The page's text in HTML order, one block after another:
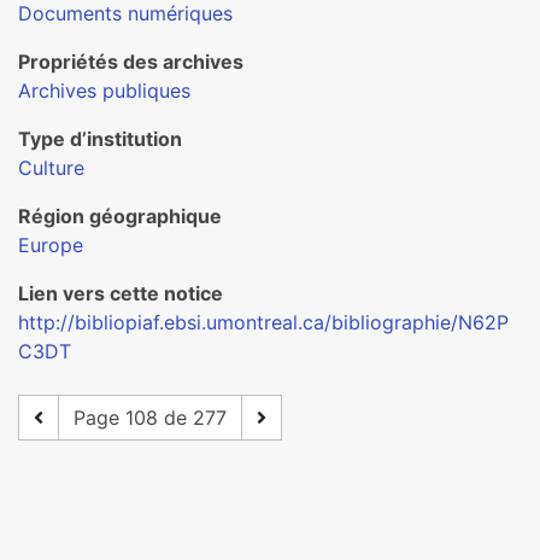
Documents numériques
Propriétés des archives
Archives publiques
Type d’institution
Culture
Région géographique
Europe
Lien vers cette notice
http://bibliopiaf.ebsi.umontreal.ca/bibliographie/N62P
C3DT
Page 108 de 277